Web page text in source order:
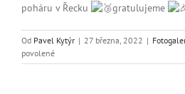
poháru v Řecku
gratulujeme
Od Pavel Kytýr | 27 března, 2022 |
povolenéu
textu